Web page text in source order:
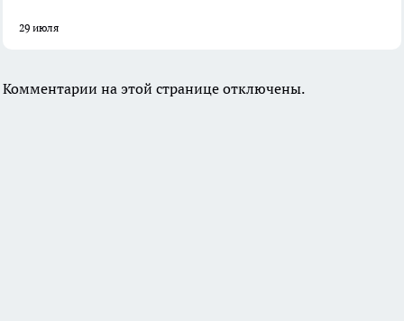
29 июля
Комментарии на этой странице отключены.